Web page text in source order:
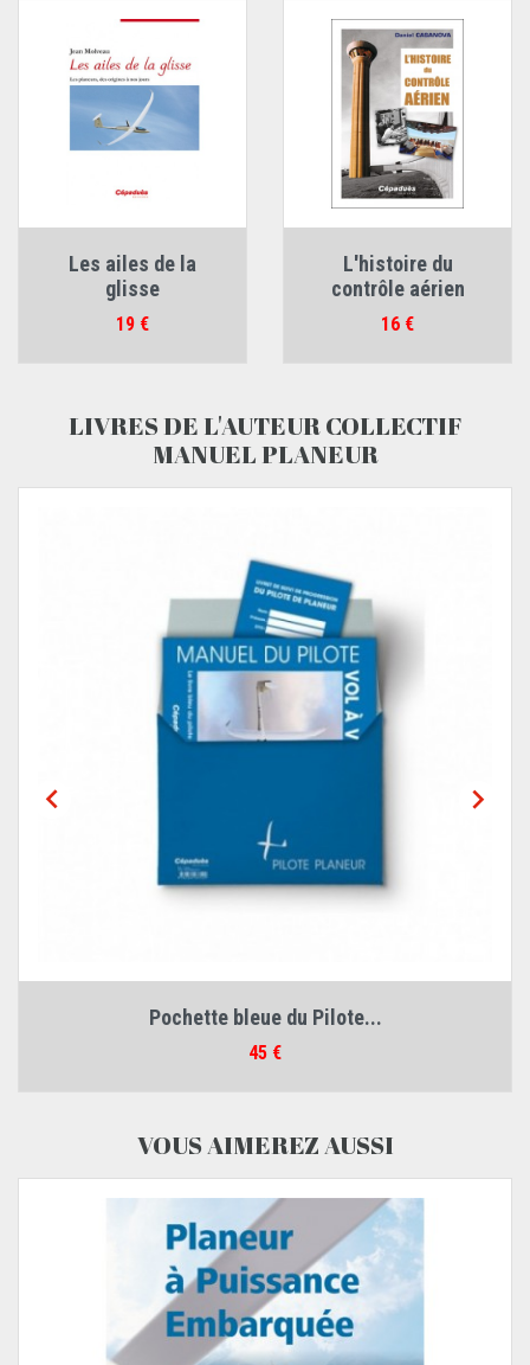
Les ailes de la
glisse
Prix
19 €
L'histoire du
contrôle aérien
Prix
16 €
LIVRES DE L'AUTEUR COLLECTIF
MANUEL PLANEUR

Pochette bleue du Pilote...
Prix
45 €

VOUS AIMEREZ AUSSI